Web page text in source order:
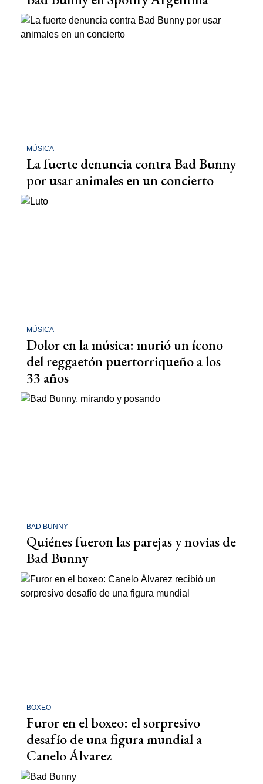
MÚSICA
La fuerte denuncia contra Bad Bunny
por usar animales en un concierto
MÚSICA
Dolor en la música: murió un ícono
del reggaetón puertorriqueño a los
33 años
BAD BUNNY
Quiénes fueron las parejas y novias de
Bad Bunny
BOXEO
Furor en el boxeo: el sorpresivo
desafío de una figura mundial a
Canelo Álvarez